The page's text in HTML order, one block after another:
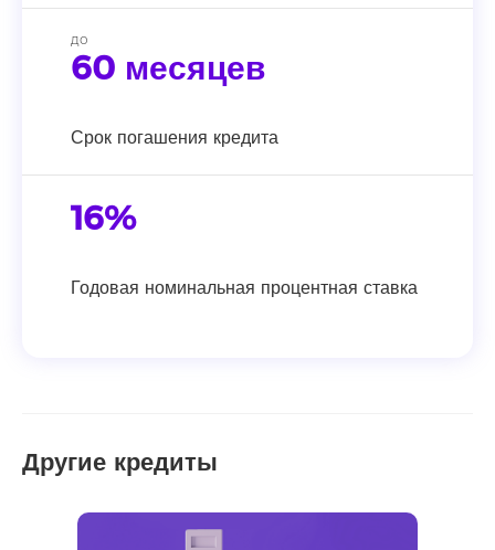
до
60 месяцев
Срок погашения кредита
16%
Годовая номинальная процентная ставка
Другие кредиты